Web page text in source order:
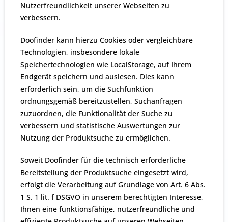
Nutzerfreundlichkeit unserer Webseiten zu
verbessern.
Doofinder kann hierzu Cookies oder vergleichbare
Technologien, insbesondere lokale
Speichertechnologien wie LocalStorage, auf Ihrem
Endgerät speichern und auslesen. Dies kann
erforderlich sein, um die Suchfunktion
ordnungsgemäß bereitzustellen, Suchanfragen
zuzuordnen, die Funktionalität der Suche zu
verbessern und statistische Auswertungen zur
Nutzung der Produktsuche zu ermöglichen.
Soweit Doofinder für die technisch erforderliche
Bereitstellung der Produktsuche eingesetzt wird,
erfolgt die Verarbeitung auf Grundlage von Art. 6 Abs.
1 S. 1 lit. f DSGVO in unserem berechtigten Interesse,
Ihnen eine funktionsfähige, nutzerfreundliche und